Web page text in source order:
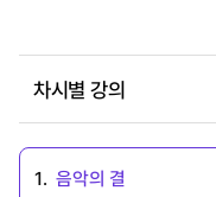
차시별 강의
1. 음악의 결